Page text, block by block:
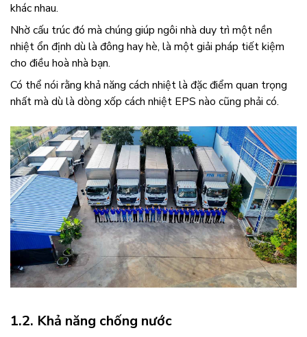
khác nhau.
Nhờ cấu trúc đó mà chúng giúp ngôi nhà duy trì một nền
nhiệt ổn định dù là đông hay hè, là một giải pháp tiết kiệm
cho điều hoà nhà bạn.
Có thể nói rằng khả năng cách nhiệt là đặc điểm quan trọng
nhất mà dù là dòng xốp cách nhiệt EPS nào cũng phải có.
1.2. Khả năng chống nước